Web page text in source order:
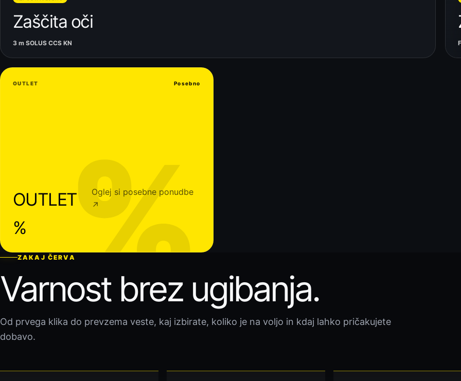
Zaščita oči
3 m SOLUS CCS KN
%
OUTLET Posebno
OUTLET
%
Oglej si posebne ponudbe
↗
ZAKAJ ČERVA
Varnost brez ugibanja.
Od prvega klika do prevzema veste, kaj izbirate, koliko je na voljo in kdaj lahko pričakujete
dobavo.